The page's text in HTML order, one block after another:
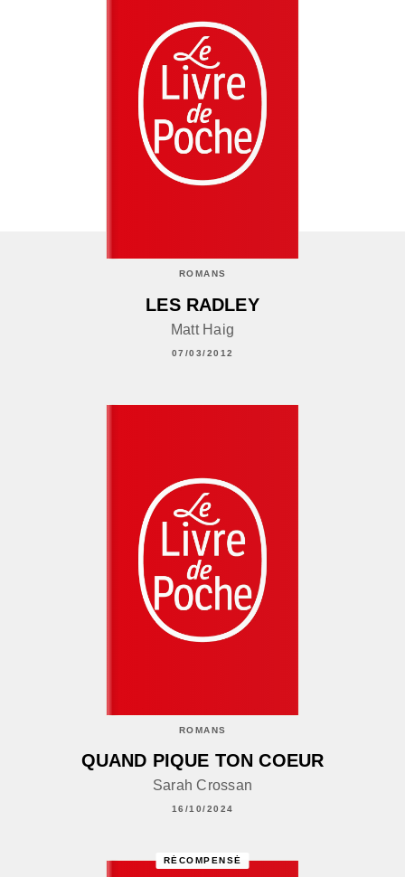
ROMANS
LES RADLEY
Matt Haig
07/03/2012
ROMANS
QUAND PIQUE TON COEUR
Sarah Crossan
16/10/2024
RÉCOMPENSÉ